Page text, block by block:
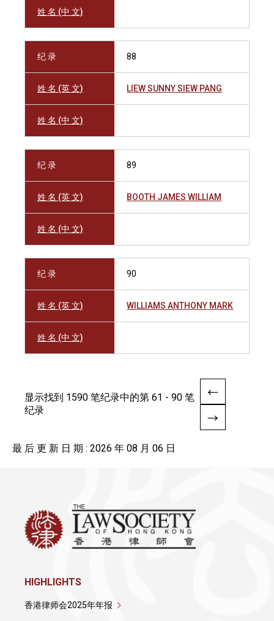
姓 名 (中 文)
纪 录 88
姓 名 (英 文) LIEW SUNNY SIEW PANG
姓 名 (中 文)
纪 录 89
姓 名 (英 文) BOOTH JAMES WILLIAM
姓 名 (中 文)
纪 录 90
姓 名 (英 文) WILLIAMS ANTHONY MARK
姓 名 (中 文)
显示找到 1590 笔纪录中的第 61 - 90 笔
纪录
最 后 更 新 日 期 : 2026 年 08 月 06 日
HIGHLIGHTS
香港律师会2025年年报